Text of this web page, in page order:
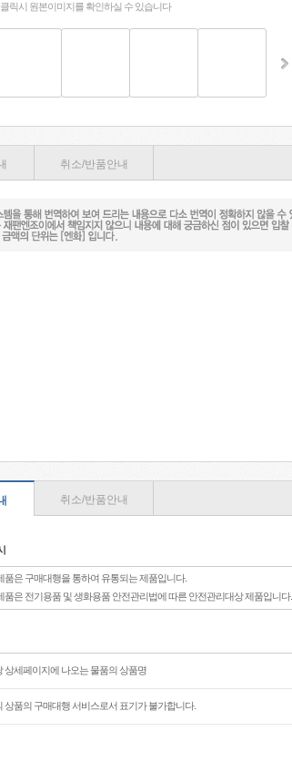
릭시 원본이미지를 확인하실 수 있습니다
취소/반품안내
취소/반품안내
품은 구매대행을 통하여 유통되는 제품입니다.
품은 전기용품 및 생화용품 안전관리법에 따른 안전관리대상 제품입니다.
상세페이지에 나오는 물품의 상품명
상품의 구매대행 서비스로서 표기가 불가합니다.